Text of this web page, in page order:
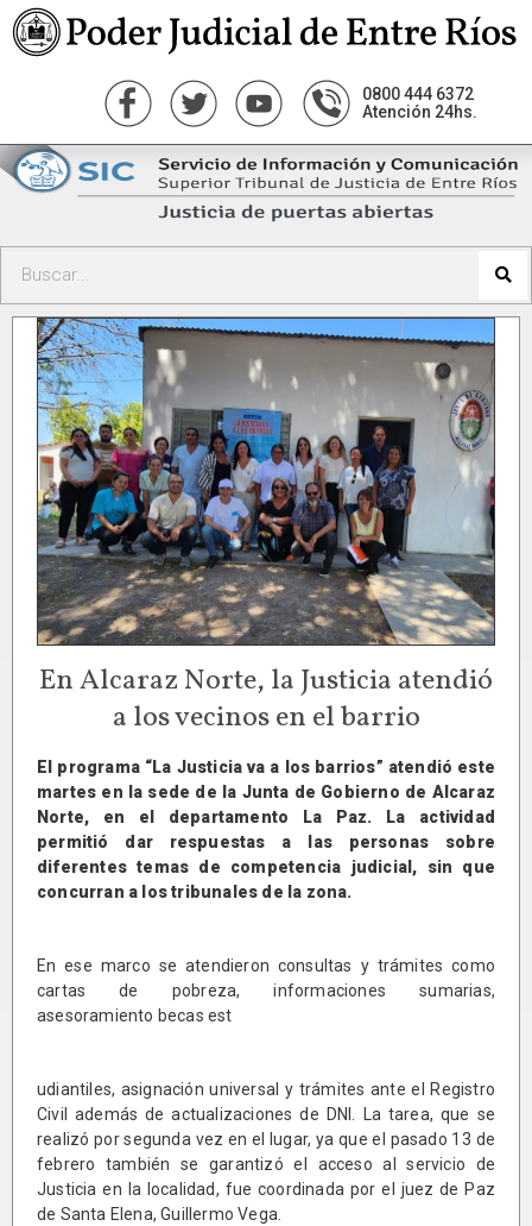
0800 444 6372
Atención 24hs.
En Alcaraz Norte, la Justicia atendió
a los vecinos en el barrio
El programa “La Justicia va a los barrios” atendió este
martes en la sede de la Junta de Gobierno de Alcaraz
Norte, en el departamento La Paz. La actividad
permitió dar respuestas a las personas sobre
diferentes temas de competencia judicial, sin que
concurran a los tribunales de la zona.
En ese marco se atendieron consultas y trámites como
cartas de pobreza, informaciones sumarias,
asesoramiento becas est
udiantiles, asignación universal y trámites ante el Registro
Civil además de actualizaciones de DNI. La tarea, que se
realizó por segunda vez en el lugar, ya que el pasado 13 de
febrero también se garantizó el acceso al servicio de
Justicia en la localidad, fue coordinada por el juez de Paz
de Santa Elena, Guillermo Vega.